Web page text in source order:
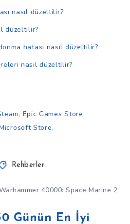
nasıl düzeltilir?
düzeltilir?
hatası nasıl düzeltilir?
nasıl düzeltilir?
, Epic Games Store,
Store.
Rehberler
40000: Space Marine 2
Günün En İyi